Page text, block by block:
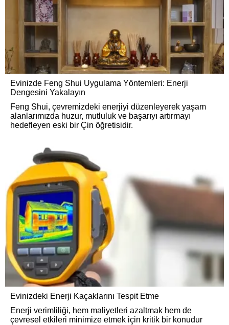
Evinizde Feng Shui Uygulama Yöntemleri: Enerji
Dengesini Yakalayın
Feng Shui, çevremizdeki enerjiyi düzenleyerek yaşam
alanlarımızda huzur, mutluluk ve başarıyı artırmayı
hedefleyen eski bir Çin öğretisidir.
Evinizdeki Enerji Kaçaklarını Tespit Etme
Enerji verimliliği, hem maliyetleri azaltmak hem de
çevresel etkileri minimize etmek için kritik bir konudur